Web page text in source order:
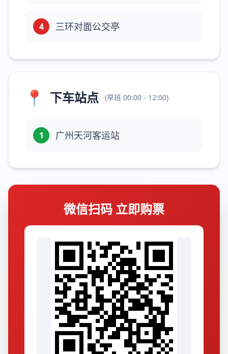
4 三环对面公交亭
📍 下车站点 (早班 00:00 - 12:00)
1 广州天河客运站
微信扫码 立即购票